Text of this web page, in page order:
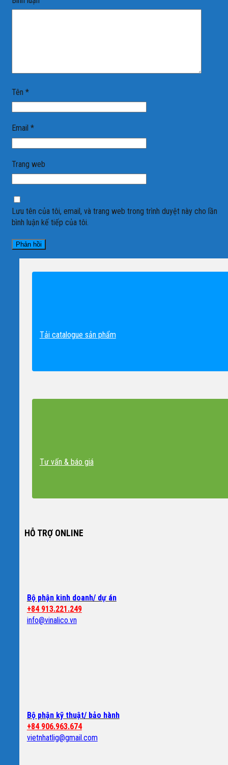
Tên *
Email *
Trang web
Lưu tên của tôi, email, và trang web trong trình duyệt này cho lần
bình luận kế tiếp của tôi.
Tải catalogue sản phẩm
Tư vấn & báo giá
HỖ TRỢ ONLINE
Bộ phận kinh doanh/ dự án
+84 913.221.249
info@vinalico.vn
Bộ phận kỹ thuật/ bảo hành
+84 906.963.674
vietnhatlig@gmail.com